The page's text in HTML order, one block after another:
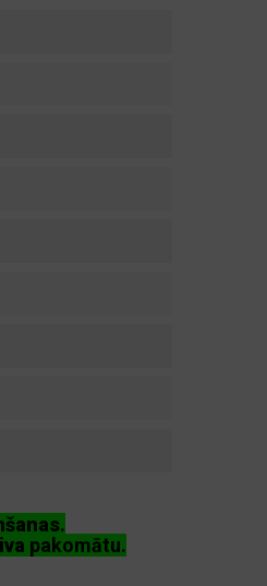
.
pakomātu.